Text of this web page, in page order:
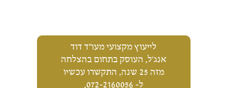
לייעוץ מקצועי מעו"ד דוד
אנג'ל, העוסק בתחום בהצלחה
מזה 25 שנה, התקשרו עכשיו
ל- 072-2160056
,